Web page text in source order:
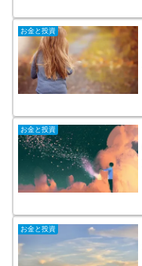
お金と投資
お金と投資
お金と投資